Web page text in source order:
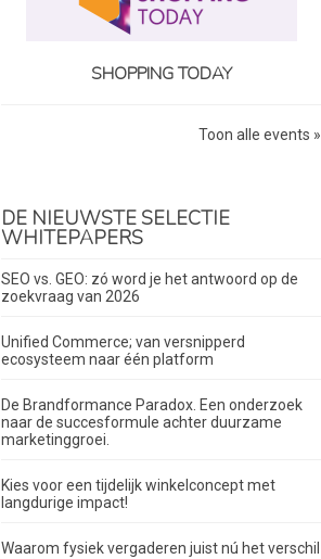
SHOPPING TODAY
Toon alle events »
DE NIEUWSTE SELECTIE
WHITEPAPERS
SEO vs. GEO: zó word je het antwoord op de
zoekvraag van 2026
Unified Commerce; van versnipperd
ecosysteem naar één platform
De Brandformance Paradox. Een onderzoek
naar de succesformule achter duurzame
marketinggroei.
Kies voor een tijdelijk winkelconcept met
langdurige impact!
Waarom fysiek vergaderen juist nú het verschil